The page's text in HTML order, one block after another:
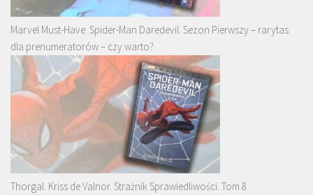
Marvel Must-Have: Spider-Man Daredevil. Sezon Pierwszy – rarytas
dla prenumeratorów – czy warto?
Thorgal. Kriss de Valnor. Strażnik Sprawiedliwości. Tom 8